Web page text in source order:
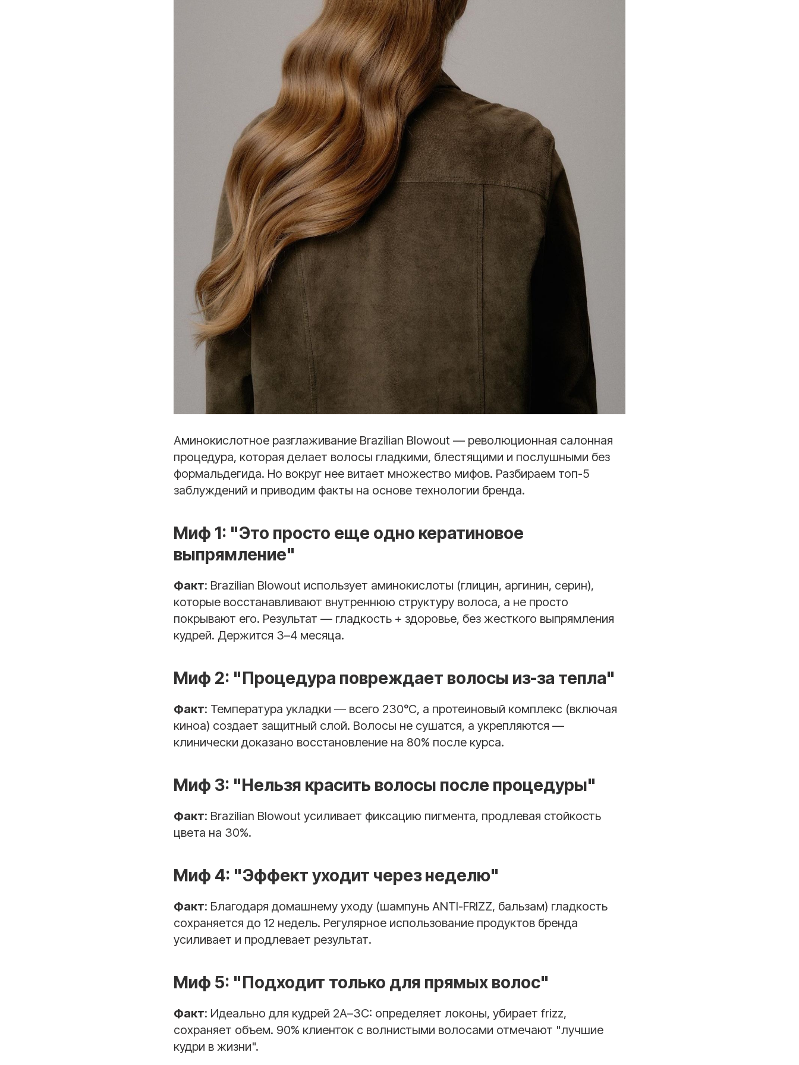
Аминокислотное разглаживание Brazilian Blowout — революционная салонная
процедура, которая делает волосы гладкими, блестящими и послушными без
формальдегида. Но вокруг нее витает множество мифов. Разбираем топ-5
заблуждений и приводим факты на основе технологии бренда.
Миф 1: "Это просто еще одно кератиновое
выпрямление"
Факт: Brazilian Blowout использует аминокислоты (глицин, аргинин, серин),
которые восстанавливают внутреннюю структуру волоса, а не просто
покрывают его. Результат — гладкость + здоровье, без жесткого выпрямления
кудрей. Держится 3–4 месяца.
Миф 2: "Процедура повреждает волосы из-за тепла"
Факт: Температура укладки — всего 230°C, а протеиновый комплекс (включая
киноа) создает защитный слой. Волосы не сушатся, а укрепляются —
клинически доказано восстановление на 80% после курса.
Миф 3: "Нельзя красить волосы после процедуры"
Факт: Brazilian Blowout усиливает фиксацию пигмента, продлевая стойкость
цвета на 30%.
Миф 4: "Эффект уходит через неделю"
Факт: Благодаря домашнему уходу (шампунь ANTI-FRIZZ, бальзам) гладкость
сохраняется до 12 недель. Регулярное использование продуктов бренда
усиливает и продлевает результат.
Миф 5: "Подходит только для прямых волос"
Факт: Идеально для кудрей 2A–3C: определяет локоны, убирает frizz,
сохраняет объем. 90% клиенток с волнистыми волосами отмечают "лучшие
кудри в жизни".